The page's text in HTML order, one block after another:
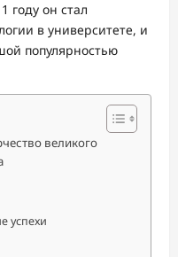
году он стал
в университете, и
популярностью
великого
успехи